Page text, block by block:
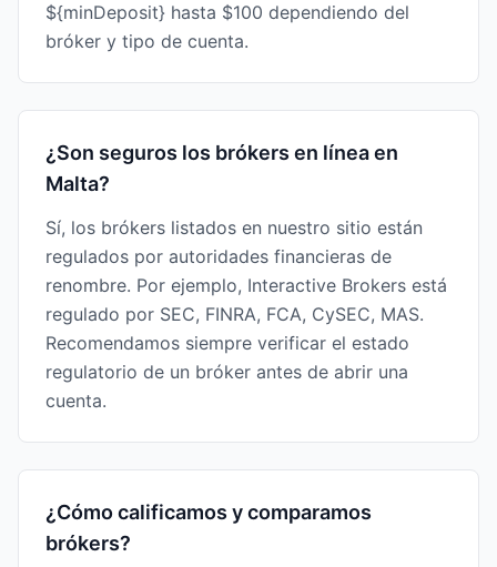
${minDeposit} hasta $100 dependiendo del
bróker y tipo de cuenta.
¿Son seguros los brókers en línea en
Malta?
Sí, los brókers listados en nuestro sitio están
regulados por autoridades financieras de
renombre. Por ejemplo, Interactive Brokers está
regulado por SEC, FINRA, FCA, CySEC, MAS.
Recomendamos siempre verificar el estado
regulatorio de un bróker antes de abrir una
cuenta.
¿Cómo calificamos y comparamos
brókers?